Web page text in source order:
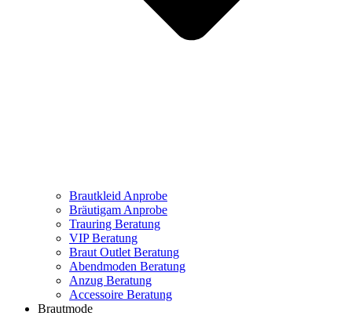
Brautkleid Anprobe
Bräutigam Anprobe
Trauring Beratung
VIP Beratung
Braut Outlet Beratung
Abendmoden Beratung
Anzug Beratung
Accessoire Beratung
Brautmode